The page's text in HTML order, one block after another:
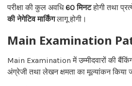
परीक्षा की कुल अवधि60 मिनटहोगी तथा
की नेगेटिव मार्किंगलागू होगी।
Main Examination
Main Examination में उम्मीदवारों की
अंग्रेजी तथा लेखन क्षमता का मूल्यांकन किया